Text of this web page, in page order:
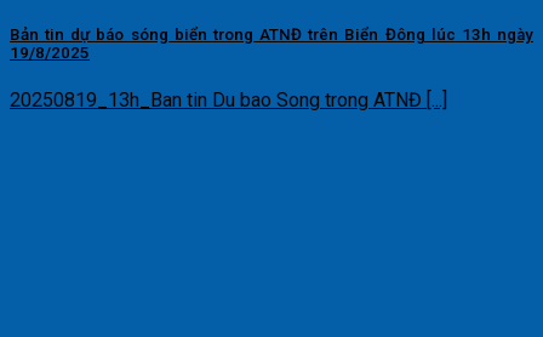
Bản tin dự báo sóng biển trong ATNĐ trên Biển Đông lúc 13h ngày
19/8/2025
20250819_13h_Ban tin Du bao Song trong ATNĐ [...]